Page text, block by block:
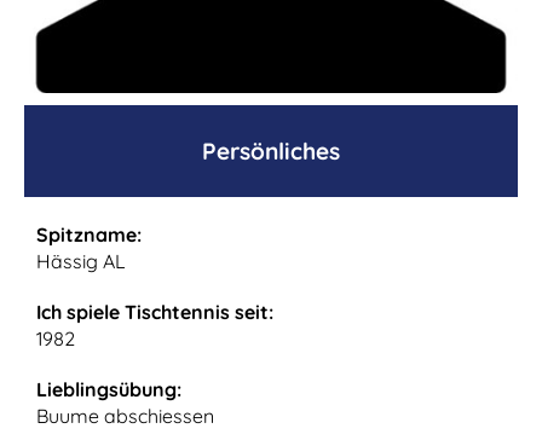
Persönliches
Spitzname:
Hässig AL
Ich spiele Tischtennis seit:
1982
Lieblingsübung:
Buume abschiessen